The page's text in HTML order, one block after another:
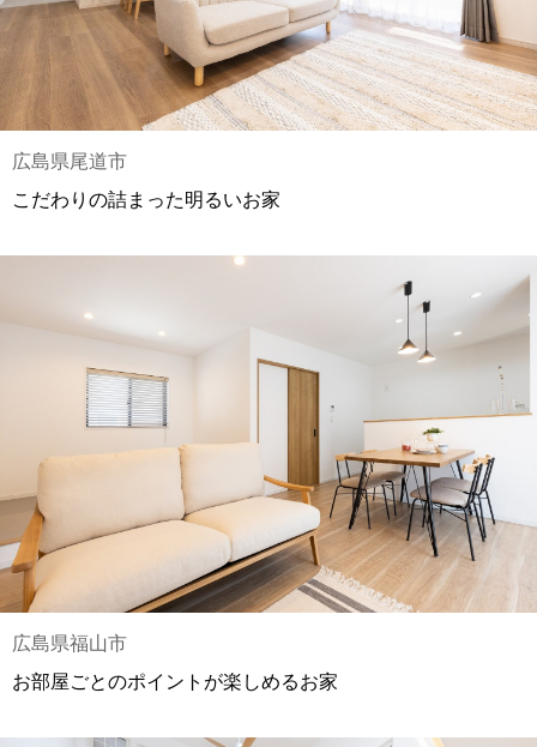
広島県尾道市
こだわりの詰まった明るいお家
広島県福山市
お部屋ごとのポイントが楽しめるお家